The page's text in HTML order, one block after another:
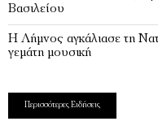
Βασιλείου
Η Λήμνος αγκάλιασε τη
γεμάτη μουσική
Περισσότερες Ειδήσεις